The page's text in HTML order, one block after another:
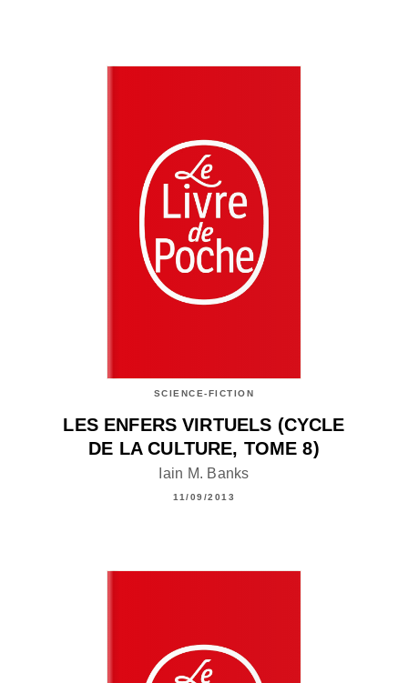
SCIENCE-FICTION
LES ENFERS VIRTUELS (CYCLE
DE LA CULTURE, TOME 8)
Iain M. Banks
11/09/2013